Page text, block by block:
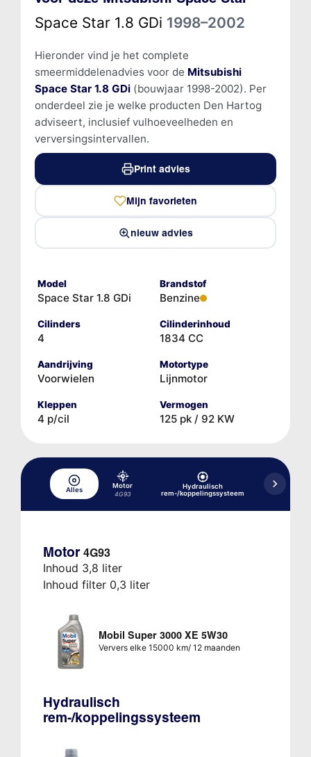
Space Star 1.8 GDi 1998–2002
Hieronder vind je het complete
smeermiddelenadvies voor de Mitsubishi
Space Star 1.8 GDi(bouwjaar 1998-2002). Per
onderdeel zie je welke producten Den Hartog
adviseert, inclusief vulhoeveelheden en
verversingsintervallen.
Print advies
Mijn favorieten
nieuw advies
Model
Space Star 1.8 GDi
Brandstof
Benzine
Cilinders
4
Cilinderinhoud
1834 CC
Aandrijving
Voorwielen
Motortype
Lijnmotor
Kleppen
4 p/cil
Vermogen
125 pk / 92 KW
Alles
Motor
4G93
Hydraulisch
rem-/koppelingssysteem
Koelsysteem
Motor 4G93
Inhoud 3,8 liter
Inhoud filter 0,3 liter
Mobil Super 3000 XE 5W30
Ververs elke 15000 km/ 12 maanden
Hydraulisch
rem-/koppelingssysteem